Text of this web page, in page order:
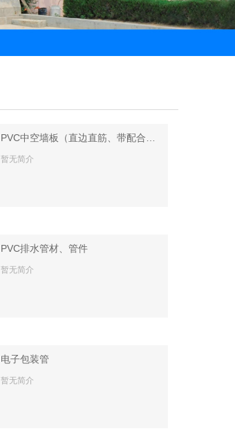
暂无简介
PVC排水管材、管件
暂无简介
电子包装管
暂无简介